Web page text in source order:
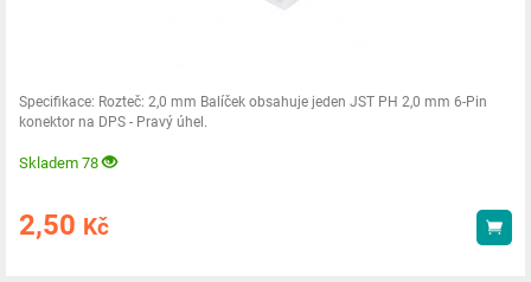
Specifikace: Rozteč: 2,0 mm Balíček obsahuje jeden JST PH 2,0 mm 6-Pin
konektor na DPS - Pravý úhel.
Skladem 78
2,50 Kč